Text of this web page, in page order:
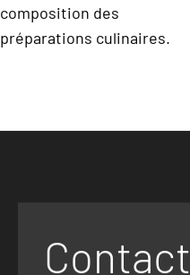
composition des
préparations culinaires.
Contact